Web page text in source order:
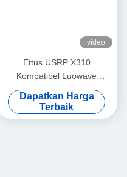
video
Ettus USRP X310
Kompatibel Luowave
Performa Tinggi SDR USRP
X Series USRP-LW X310
2T2R RF DC-6GHz 160 MHz
Dapatkan Harga
Terbaik